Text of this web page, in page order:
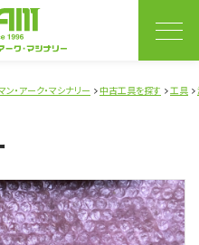
・アーク・マシナリー 中古工具を探す 工具